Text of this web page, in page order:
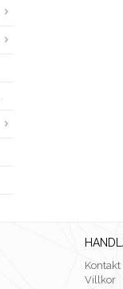
Kontakt
Villkor